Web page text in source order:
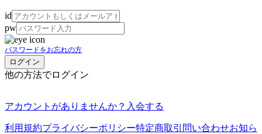
id
pw
パスワードをお忘れの方
他の方法でログイン
アカウントがありませんか？ 入会する
利用規約プライバシーポリシー特定商取引 問い合わせお知ら